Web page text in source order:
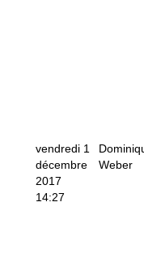
vendredi 1
décembre
2017
14:27
Weber